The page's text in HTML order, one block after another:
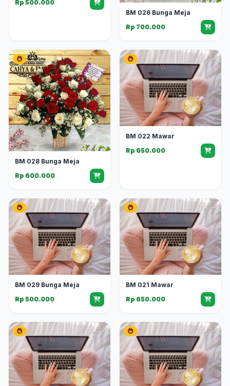
Rp 500.000
BM 026 Bunga Meja
Rp 700.000
BM 028 Bunga Meja
Rp 600.000
BM 022 Mawar
Rp 650.000
BM 029 Bunga Meja
Rp 500.000
BM 021 Mawar
Rp 650.000